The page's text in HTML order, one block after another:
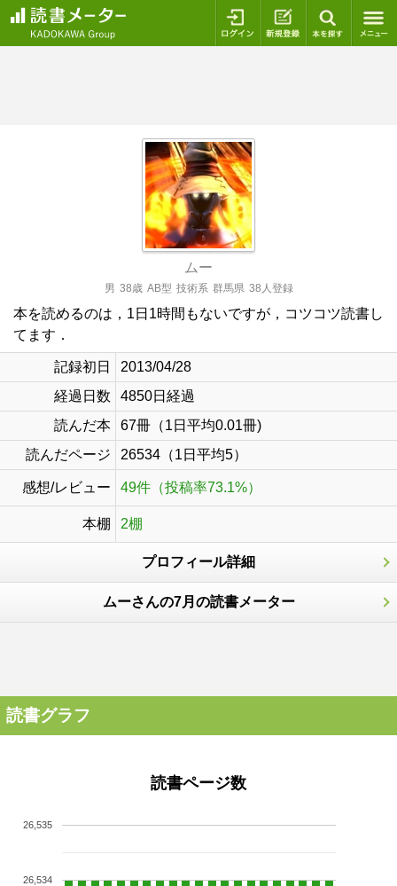
ログイン 新規登録
ムー
男 38歳 AB型 技術系 群馬県 38人登録
本を読めるのは，1日1時間もないですが，コツコツ読書し
てます．
記録初日
2013/04/28
経過日数
4850日経過
読んだ本
67冊（1日平均0.01冊)
読んだページ
26534（1日平均5）
感想/レビュー 49件（投稿率73.1%）
本棚 2棚
プロフィール詳細
ムーさんの7月の読書メーター
読書グラフ
読書ページ数
26,534
26,535